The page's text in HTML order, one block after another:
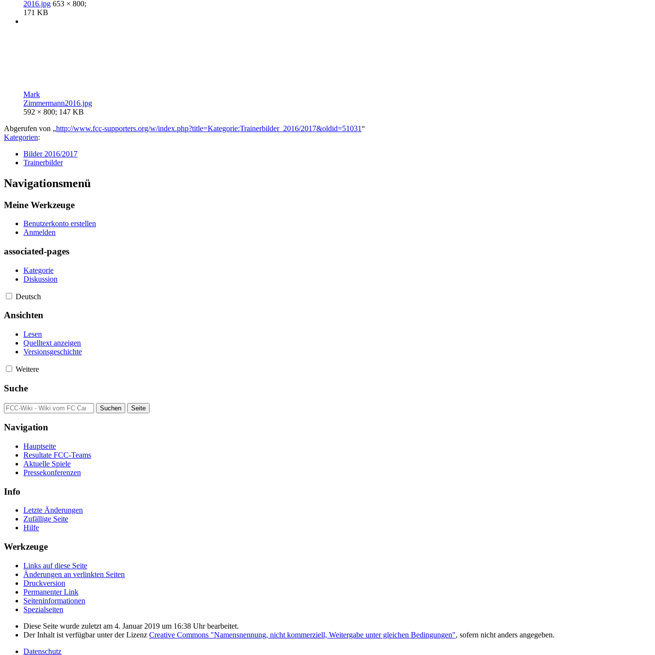
2016.jpg 653 × 800;
171 KB
Mark
Zimmermann2016.jpg
592 × 800; 147 KB
Abgerufen von „http://www.fcc-supporters.org/w/index.php?title=Kategorie:Trainerbilder_2016/2017&oldid=51031“
Kategorien:
Bilder 2016/2017
Trainerbilder
Navigationsmenü
Meine Werkzeuge
Benutzerkonto erstellen
Anmelden
associated-pages
Kategorie
Diskussion
Deutsch
Ansichten
Lesen
Quelltext anzeigen
Versionsgeschichte
Weitere
Suche
Navigation
Hauptseite
Resultate FCC-Teams
Aktuelle Spiele
Pressekonferenzen
Info
Letzte Änderungen
Zufällige Seite
Hilfe
Werkzeuge
Links auf diese Seite
Änderungen an verlinkten Seiten
Druckversion
Permanenter Link
Seiten­­informationen
Spezialseiten
Diese Seite wurde zuletzt am 4. Januar 2019 um 16:38 Uhr bearbeitet.
Der Inhalt ist verfügbar unter der Lizenz Creative Commons "Namensnennung, nicht kommerziell, Weitergabe unter gleichen Bedingungen", sofern nicht anders angegeben.
Datenschutz